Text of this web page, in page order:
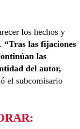
los hechos y
“Tras las fijaciones
las
del autor,
el subcomisario